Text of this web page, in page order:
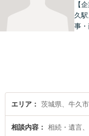
【
久
事・
気
エリア 茨城県、牛久市
相談内容 相続・遺言